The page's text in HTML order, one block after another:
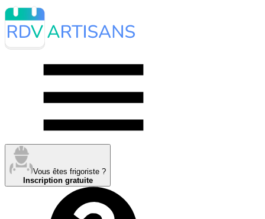
Vous êtes frigoriste ?
Inscription gratuite